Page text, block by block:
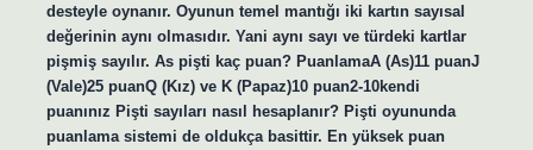
desteyle oynanır. Oyunun temel mantığı iki kartın sayısal
değerinin aynı olmasıdır. Yani aynı sayı ve türdeki kartlar
pişmiş sayılır. As pişti kaç puan? PuanlamaA (As)11 puanJ
(Vale)25 puanQ (Kız) ve K (Papaz)10 puan2-10kendi
puanınız Pişti sayıları nasıl hesaplanır? Pişti oyununda
puanlama sistemi de oldukça basittir. En yüksek puan